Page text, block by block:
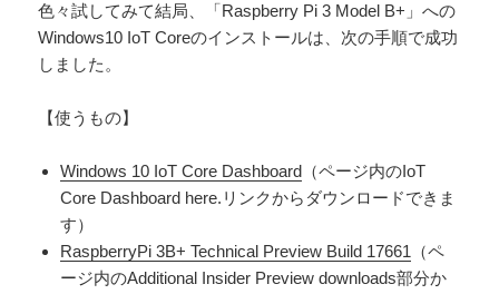
色々試してみて結局、「Raspberry Pi 3 Model B+」への
Windows10 IoT Coreのインストールは、次の手順で成功
しました。
【使うもの】
Windows 10 IoT Core Dashboard （ページ内のIoT
Core Dashboard here.リンクからダウンロードできま
す）
RaspberryPi 3B+ Technical Preview Build 17661 （ペ
ージ内のAdditional Insider Preview downloads部分か